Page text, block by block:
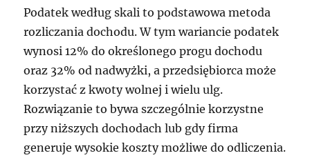
Podatek według skali to podstawowa metoda
rozliczania dochodu. W tym wariancie podatek
wynosi 12% do określonego progu dochodu
oraz 32% od nadwyżki, a przedsiębiorca może
korzystać z kwoty wolnej i wielu ulg.
Rozwiązanie to bywa szczególnie korzystne
przy niższych dochodach lub gdy firma
generuje wysokie koszty możliwe do odliczenia.